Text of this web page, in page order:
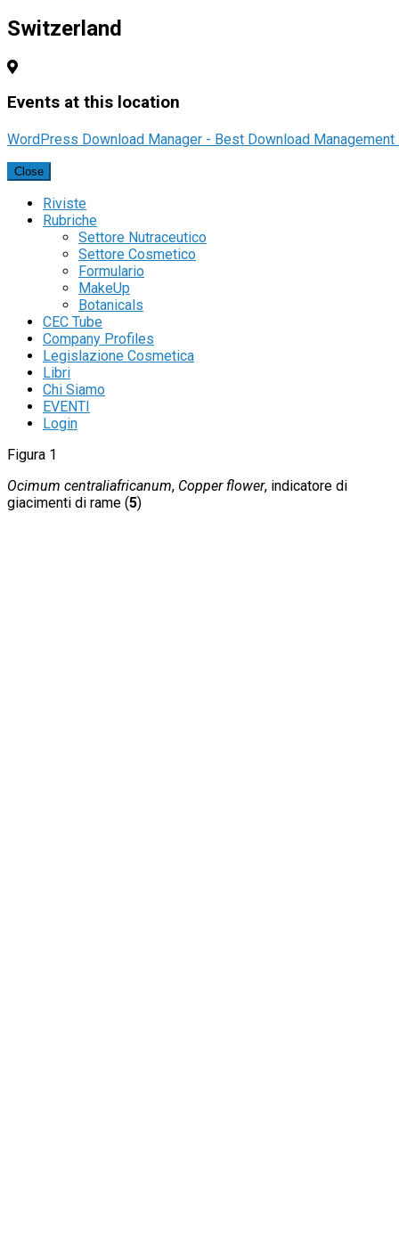
Switzerland
Events at this location
WordPress Download Manager - Best Download Management
Close
Riviste
Rubriche
Settore Nutraceutico
Settore Cosmetico
Formulario
MakeUp
Botanicals
CEC Tube
Company Profiles
Legislazione Cosmetica
Libri
Chi Siamo
EVENTI
Login
Figura 1
Ocimum centraliafricanum, Copper flower, indicatore di
giacimenti di rame (5)